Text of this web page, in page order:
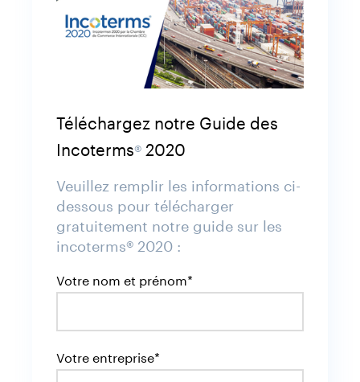
Téléchargez notre Guide des
Incoterms® 2020
Veuillez remplir les informations ci-
dessous pour télécharger
gratuitement notre guide sur les
incoterms® 2020 :
Votre nom et prénom*
Votre entreprise*